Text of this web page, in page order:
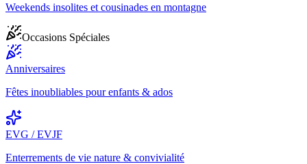
Weekends insolites et cousinades en montagne
Occasions Spéciales
Anniversaires
Fêtes inoubliables pour enfants & ados
EVG / EVJF
Enterrements de vie nature & convivialité